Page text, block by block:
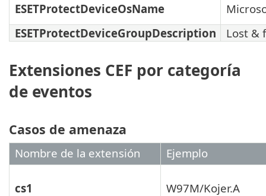
ESETProtectDeviceOsName
ESETProtectDeviceGroupDescription
Lost &
Extensiones CEF por categoría
de eventos
Casos de amenaza
Nombre de la extensión Ejemplo
cs1 W97M/Kojer.A